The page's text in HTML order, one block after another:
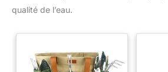
qualité de l’eau.